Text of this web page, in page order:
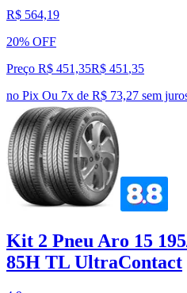
R$ 564,19
20% OFF
Preço R$ 451,35R$ 451 ,35
no Pix Ou 7x de R$ 73,27 sem
Kit 2 Pneu Aro 15
85H TL UltraContact